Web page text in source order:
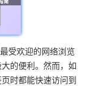
受欢迎的网络浏览
的便利。然而，如
时都能快速访问到